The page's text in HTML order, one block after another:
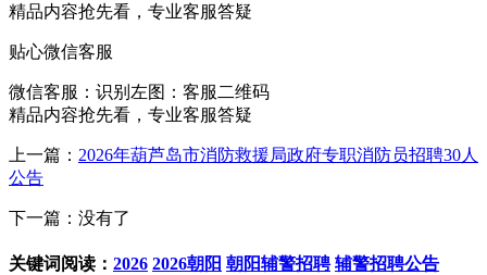
精品内容抢先看，专业客服答疑
贴心微信客服
微信客服： 识别左图：客服二维码
精品内容抢先看，专业客服答疑
上一篇： 2026年葫芦岛市消防救援局政府专职消防员招聘30人
公告
下一篇：没有了
关键词阅读： 2026 2026朝阳 朝阳辅警招聘 辅警招聘公告